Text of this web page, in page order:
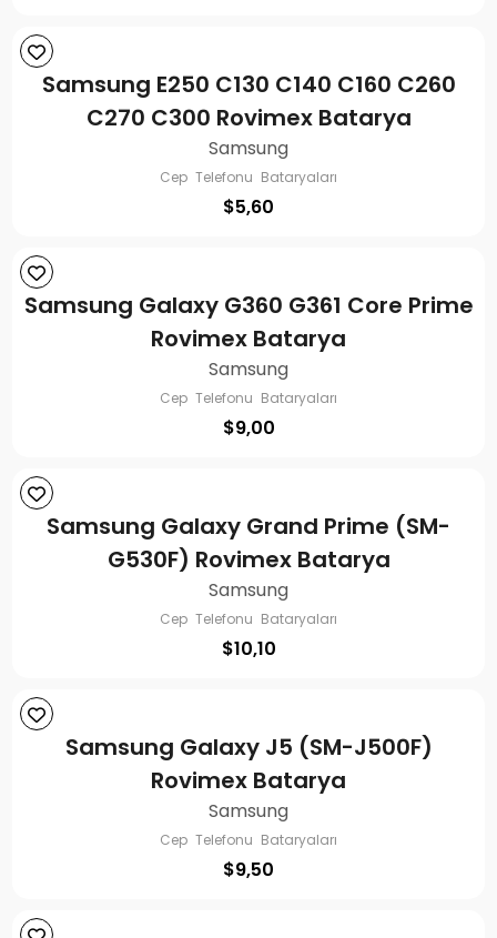
Samsung E250 C130 C140 C160 C260
C270 C300 Rovimex Batarya
Samsung
Cep Telefonu Bataryaları
$5,60
Samsung Galaxy G360 G361 Core Prime
Rovimex Batarya
Samsung
Cep Telefonu Bataryaları
$9,00
Samsung Galaxy Grand Prime (SM-
G530F) Rovimex Batarya
Samsung
Cep Telefonu Bataryaları
$10,10
Samsung Galaxy J5 (SM-J500F)
Rovimex Batarya
Samsung
Cep Telefonu Bataryaları
$9,50